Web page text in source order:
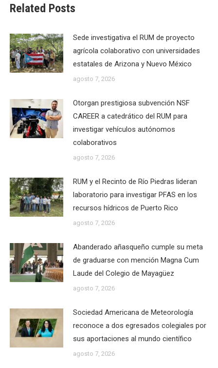
Related Posts
Sede investigativa el RUM de proyecto
agrícola colaborativo con universidades
estatales de Arizona y Nuevo México
agosto 7, 2026
Otorgan prestigiosa subvención NSF
CAREER a catedrático del RUM para
investigar vehículos autónomos
colaborativos
agosto 7, 2026
RUM y el Recinto de Río Piedras lideran
laboratorio para investigar PFAS en los
recursos hídricos de Puerto Rico
agosto 7, 2026
Abanderado añasqueño cumple su meta
de graduarse con mención Magna Cum
Laude del Colegio de Mayagüez
agosto 7, 2026
Sociedad Americana de Meteorología
reconoce a dos egresados colegiales por
sus aportaciones al mundo científico
agosto 7, 2026